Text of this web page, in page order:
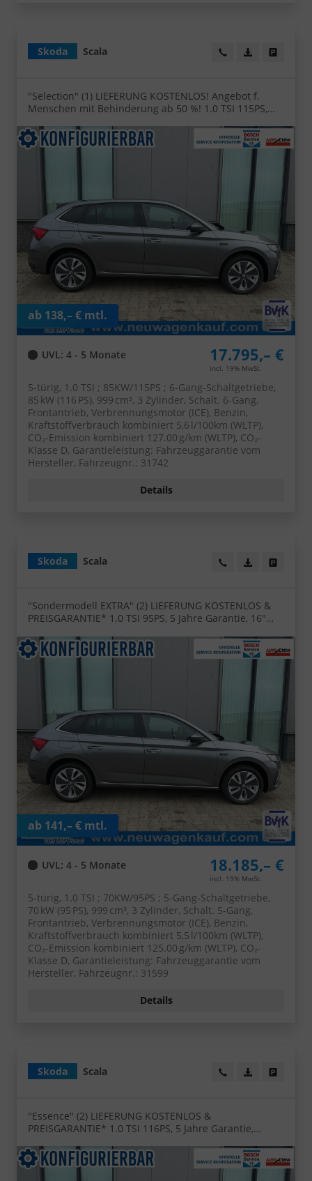
Skoda Scala Wir rufen Sie an!
PDF-Datei,
"Selection" (1) LIEFERUNG KOSTENLOS! Angebot f.
Menschen mit Behinderung ab 50 %! 1.0 TSI 115PS,
Scheinwerfer, Tempomat, Virtual Cockpit, Radio 8",
Nebelscheinwerfer
UVL: 4 - 5 Monate 17.795,– €
incl. 19% MwSt.
ab 138,– € mtl.
5-türig, 1.0 TSI ; 85KW/115PS ; 6-Gang-Schaltgetriebe,
85 kW (116 PS), 999 cm³, 3 Zylinder, Schalt. 6-Gang,
Frontantrieb, Verbrennungsmotor (ICE), Benzin,
Kraftstoffverbrauch kombiniert 5,6 l/100km (WLTP),
CO₂-Emission kombiniert 127.00 g/km (WLTP), CO₂-
Klasse D, Garantieleistung: Fahrzeuggarantie vom
Hersteller, Fahrzeugnr.: 31742
Details
Skoda Scala Wir rufen Sie an!
PDF-Datei,
"Sondermodell EXTRA" (2) LIEFERUNG KOSTENLOS &
PREISGARANTIE* 1.0 TSI 95PS, 5 Jahre Garantie, 16"
Sitzheizung, Climatronic, SunSet, Tempomat, Radio 8"
+ Smartlink, Full-LED-Scheinwerfer, NSW, Virtual
UVL : 4 - 5 Monate 18.185,– €
incl. 19% MwSt.
ab 141,– € mtl.
5-türig, 1.0 TSI ; 70KW/95PS ; 5-Gang-Schaltgetriebe,
70 kW (95 PS), 999 cm³, 3 Zylinder, Schalt. 5-Gang,
Frontantrieb, Verbrennungsmotor (ICE), Benzin,
Kraftstoffverbrauch kombiniert 5,5 l/100km (WLTP),
CO₂-Emission kombiniert 125.00 g/km (WLTP), CO₂-
Klasse D, Garantieleistung: Fahrzeuggarantie vom
Hersteller, Fahrzeugnr.: 31599
Details
Skoda Scala Wir rufen Sie an!
PDF-Datei,
"Essence" (2) LIEFERUNG KOSTENLOS &
PREISGARANTIE* 1.0 TSI 116PS, 5 Jahre Garantie,
Full-LED-Scheinwerfer, Virtual Cockpit 8"